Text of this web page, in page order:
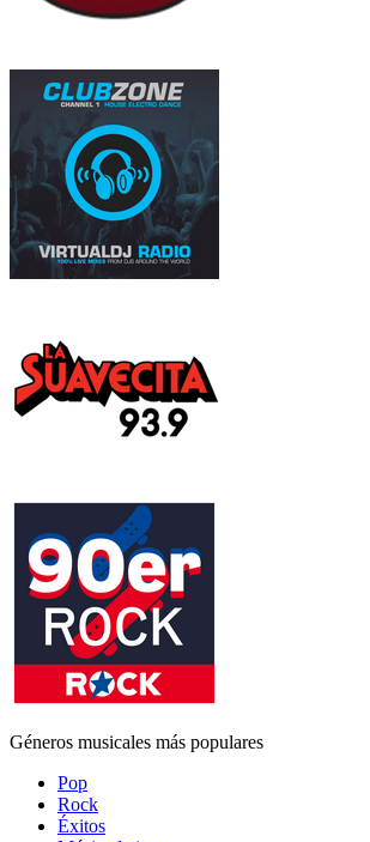
Géneros musicales más populares
Pop
Rock
Éxitos